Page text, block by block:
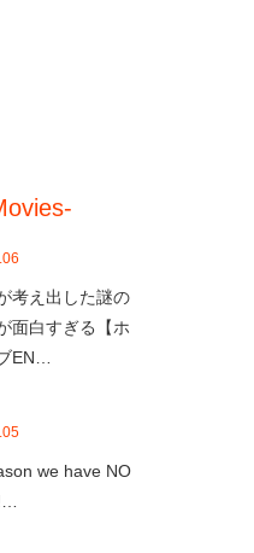
考え出した謎の
面白すぎる【ホ
EN…
we have NO